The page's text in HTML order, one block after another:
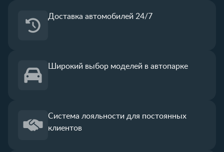
Доставка автомобилей 24/7
Широкий выбор моделей в автопарке
Система лояльности для постоянных
клиентов